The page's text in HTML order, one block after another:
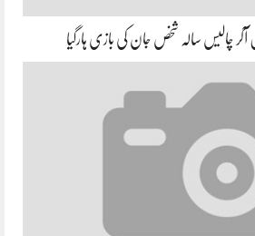
آکر چالیس سالہ شخص جان کی بازی ہارگیا